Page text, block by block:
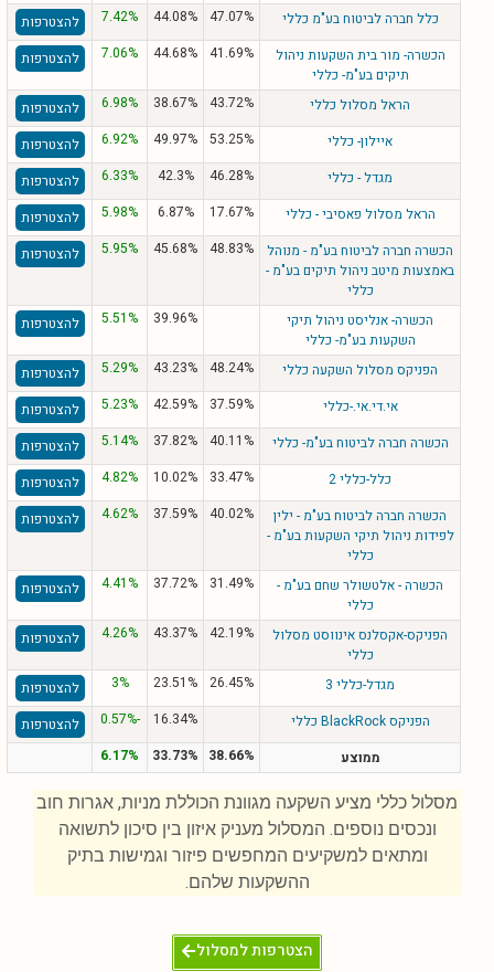
כלל חברה לביטוח בע"מ כללי 47.07%
44.08%
7.42%
להצטרפות
הכשרה- מור בית השקעות ניהול
תיקים בע"מ- כללי
41.69%
44.68%
7.06% להצטרפות
הראל מסלול כללי 43.72%
38.67%
6.98%
להצטרפות
איילון- כללי
53.25%
49.97%
6.92%
להצטרפות
מגדל - כללי
46.28%
42.3%
6.33%
להצטרפות
הראל מסלול פאסיבי - כללי
17.67%
6.87%
5.98%
להצטרפות
הכשרה חברה לביטוח בע"מ - מנוהל
באמצעות מיטב ניהול תיקים בע"מ -
כללי
48.83%
45.68%
5.95% להצטרפות
הכשרה- אנליסט ניהול תיקי
השקעות בע"מ- כללי
39.96%
5.51% להצטרפות
הפניקס מסלול השקעה כללי 48.24%
43.23%
5.29%
להצטרפות
אי.די.אי.-כללי
37.59%
42.59%
5.23%
להצטרפות
הכשרה חברה לביטוח בע"מ- כללי
40.11%
37.82%
5.14%
להצטרפות
כלל-כללי 2
33.47%
10.02%
4.82%
להצטרפות
הכשרה חברה לביטוח בע"מ - ילין
לפידות ניהול תיקי השקעות בע"מ -
כללי
40.02%
37.59%
4.62% להצטרפות
הכשרה - אלטשולר שחם בע"מ -
כללי
31.49%
37.72%
4.41% להצטרפות
הפניקס-אקסלנס אינווסט מסלול
כללי
42.19%
43.37%
4.26% להצטרפות
מגדל-כללי 3 26.45%
23.51%
3%
להצטרפות
הפניקס BlackRock כללי
16.34%
-0.57%
להצטרפות
ממוצע
38.66%
33.73%
6.17%
מסלול כללי מציע השקעה מגוונת הכוללת מניות, אגרות חוב
ונכסים נוספים. המסלול מעניק איזון בין סיכון לתשואה
ומתאים למשקיעים המחפשים פיזור וגמישות בתיק
ההשקעות שלהם.
הצטרפות למסלול